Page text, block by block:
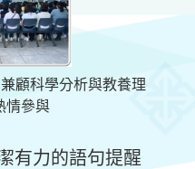
顧科學分析與教養理
情參與
力的語句提醒